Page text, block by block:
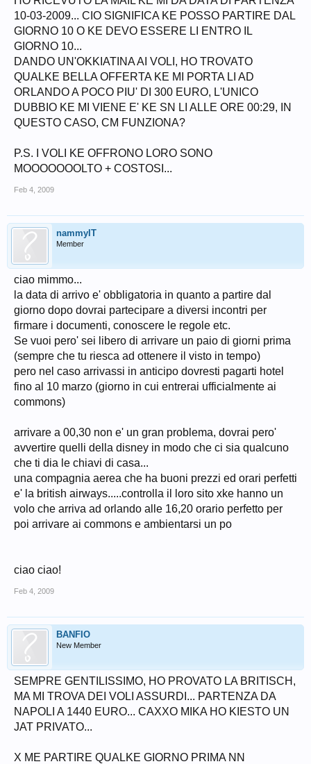
10-03-2009... CIO SIGNIFICA KE POSSO PARTIRE DAL
GIORNO 10 O KE DEVO ESSERE LI ENTRO IL
GIORNO 10...
DANDO UN'OKKIATINA AI VOLI, HO TROVATO
QUALKE BELLA OFFERTA KE MI PORTA LI AD
ORLANDO A POCO PIU' DI 300 EURO, L'UNICO
DUBBIO KE MI VIENE E' KE SN LI ALLE ORE 00:29, IN
QUESTO CASO, CM FUNZIONA?
P.S. I VOLI KE OFFRONO LORO SONO
MOOOOOOOLTO + COSTOSI...
Feb 4, 2009
nammyIT
Member
ciao mimmo...
la data di arrivo e' obbligatoria in quanto a partire dal
giorno dopo dovrai partecipare a diversi incontri per
firmare i documenti, conoscere le regole etc.
Se vuoi pero' sei libero di arrivare un paio di giorni prima
(sempre che tu riesca ad ottenere il visto in tempo)
pero nel caso arrivassi in anticipo dovresti pagarti hotel
fino al 10 marzo (giorno in cui entrerai ufficialmente ai
commons)
arrivare a 00,30 non e' un gran problema, dovrai pero'
avvertire quelli della disney in modo che ci sia qualcuno
che ti dia le chiavi di casa...
una compagnia aerea che ha buoni prezzi ed orari perfetti
e' la british airways.....controlla il loro sito xke hanno un
volo che arriva ad orlando alle 16,20 orario perfetto per
poi arrivare ai commons e ambientarsi un po
ciao ciao!
Feb 4, 2009
BANFIO
New Member
SEMPRE GENTILISSIMO, HO PROVATO LA BRITISCH,
MA MI TROVA DEI VOLI ASSURDI... PARTENZA DA
NAPOLI A 1440 EURO... CAXXO MIKA HO KIESTO UN
JAT PRIVATO...
X ME PARTIRE QUALKE GIORNO PRIMA NN